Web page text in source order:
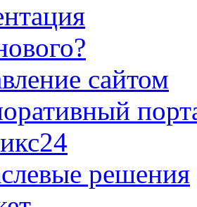
сайтом
решения